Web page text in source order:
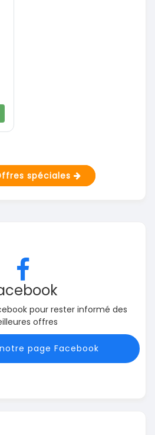
spéciales
pour rester informé des
offres
page Facebook